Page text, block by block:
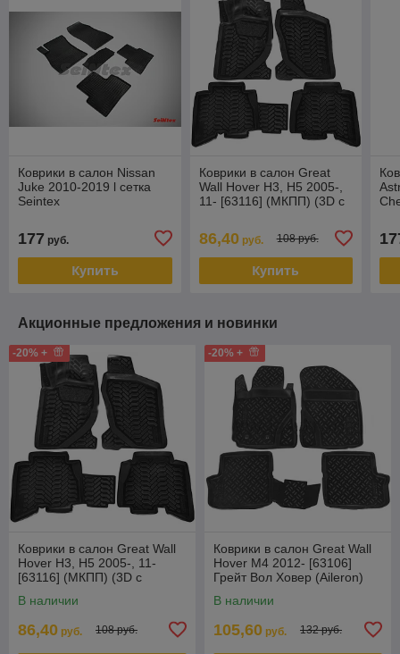
Коврики в салон Nissan
Juke 2010-2019 l сетка
Seintex
177 руб.
Купить
Коврики в салон Great
Wall Hover H3, H5 2005-,
11- [63116] (МКПП) (3D с
86,40руб. 108 руб.
Купить
Акционные предложения и новинки
-20% +
Коврики в салон Great Wall
Hover H3, H5 2005-, 11-
[63116] (МКПП) (3D с
Ховер
В наличии
86,40 руб. 108 руб.
-20% +
Коврики в салон Great Wall
Hover M4 2012- [63106]
Грейт Вол Ховер (Aileron)
В наличии
105,60 руб. 132 руб.